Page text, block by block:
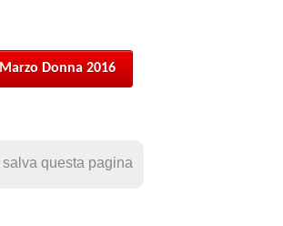
Donna 2016
questa pagina